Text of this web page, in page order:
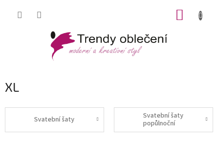
XL
Svatební šaty
Svatební šaty
popůlnoční